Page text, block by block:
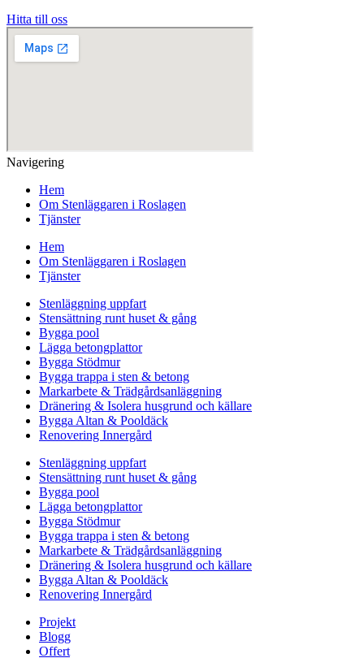
Hitta till oss
Navigering
Hem
Om Stenläggaren i Roslagen
Tjänster
Hem
Om Stenläggaren i Roslagen
Tjänster
Stenläggning uppfart
Stensättning runt huset & gång
Bygga pool
Lägga betongplattor
Bygga Stödmur
Bygga trappa i sten & betong
Markarbete & Trädgårdsanläggning
Dränering & Isolera husgrund och källare
Bygga Altan & Pooldäck
Renovering Innergård
Stenläggning uppfart
Stensättning runt huset & gång
Bygga pool
Lägga betongplattor
Bygga Stödmur
Bygga trappa i sten & betong
Markarbete & Trädgårdsanläggning
Dränering & Isolera husgrund och källare
Bygga Altan & Pooldäck
Renovering Innergård
Projekt
Blogg
Offert